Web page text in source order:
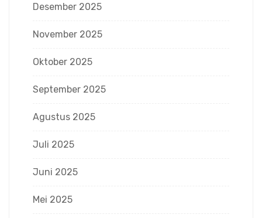
Desember 2025
November 2025
Oktober 2025
September 2025
Agustus 2025
Juli 2025
Juni 2025
Mei 2025